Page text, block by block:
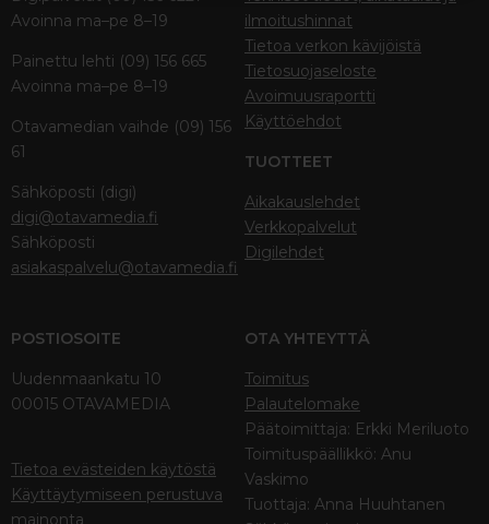
Avoinna ma–pe 8–19
Painettu lehti (09) 156 665
Avoinna ma–pe 8–19
Otavamedian vaihde (09) 156
61
Sähköposti (digi)
digi@otavamedia.fi
Sähköposti
asiakaspalvelu@otavamedia.fi
ilmoitushinnat
Tietoa verkon kävijöistä
Tietosuojaseloste
Avoimuusraportti
Käyttöehdot
TUOTTEET
Aikakauslehdet
Verkkopalvelut
Digilehdet
POSTIOSOITE
Uudenmaankatu 10
00015 OTAVAMEDIA
Tietoa evästeiden käytöstä
Käyttäytymiseen perustuva
mainonta
OTA YHTEYTTÄ
Toimitus
Palautelomake
Päätoimittaja: Erkki Meriluoto
Toimituspäällikkö: Anu
Vaskimo
Tuottaja: Anna Huuhtanen